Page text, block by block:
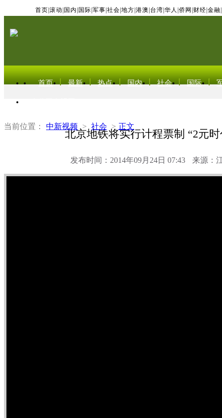
首页 滚动 国内 国际 军事 社会 地方 港澳 台湾 华人 侨网 财经 金融
首页 最新 热点 国内 社会 国际
当前位置： 中新视频 > 社会 > 正文
北京地铁将实行计程票制 “2元
发布时间：2014年09月24日 07:43 来源：